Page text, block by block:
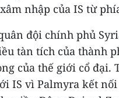
nhập của IS từ
đội chính phủ
tàn tích của thành
của thế giới cổ đại.
IS vì Palmyra kết